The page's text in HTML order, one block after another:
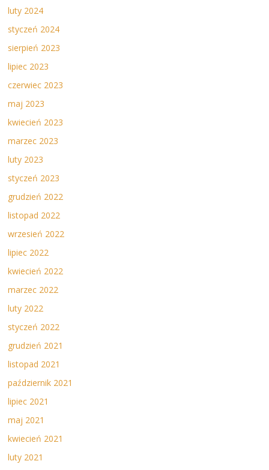
luty 2024
styczeń 2024
sierpień 2023
lipiec 2023
czerwiec 2023
maj 2023
kwiecień 2023
marzec 2023
luty 2023
styczeń 2023
grudzień 2022
listopad 2022
wrzesień 2022
lipiec 2022
kwiecień 2022
marzec 2022
luty 2022
styczeń 2022
grudzień 2021
listopad 2021
październik 2021
lipiec 2021
maj 2021
kwiecień 2021
luty 2021